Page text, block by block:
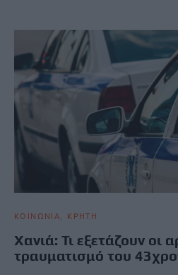
ΚΟΙΝΩΝΙΑ ΚΡΗΤΗ
Χανιά: Τι εξετάζουν οι
τραυματισμό του